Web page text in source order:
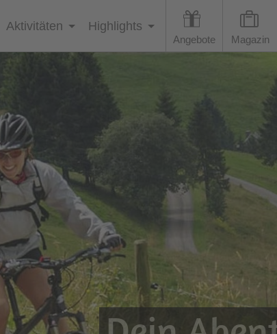
Aktivitäten Highlights
Angebote Magazin